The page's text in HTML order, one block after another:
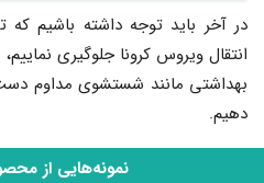
در آخر باید توجه داشته باشیم که
انتقال ویروس کرونا جلوگیری
بهداشتی مانند شستشوی مداوم
دهیم.
نمونه‌هایی از